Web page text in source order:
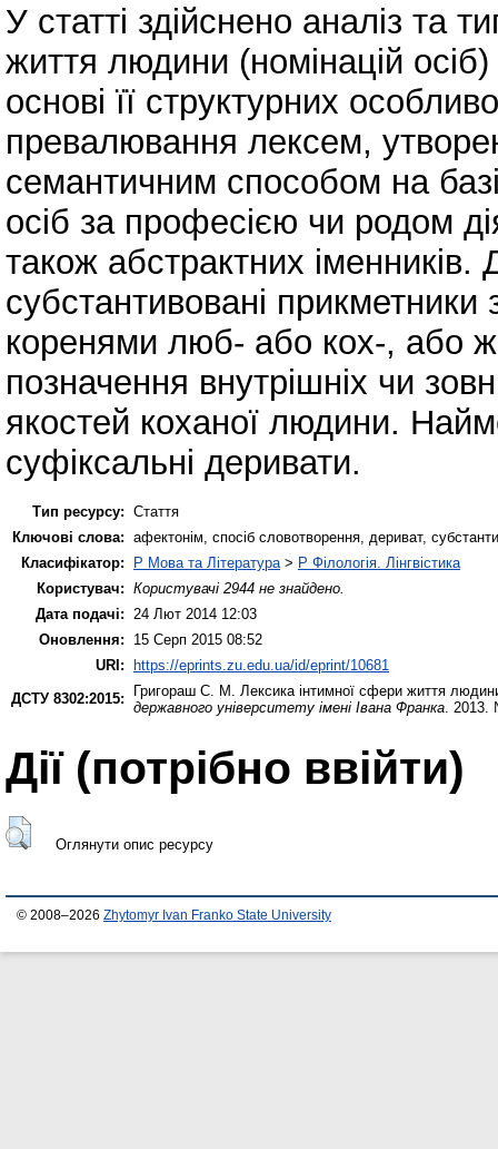
У статті здійснено аналіз та
життя людини (номінацій
основі її структурних
превалювання лексем,
семантичним способом на
осіб за професією чи родом
також абстрактних іменників.
субстантивовані прикметники
коренями люб- або кох-, або ж
позначення внутрішніх чи
якостей коханої людини.
суфіксальні деривати.
Тип ресурсу: Стаття
Ключові слова: афектонім, спосіб словотворення, дериват,
Класифікатор:
P Мова та Література > P Філологія. Лінгвістика
Користувач: Користувачі 2944 не знайдено.
Дата подачі:
24 Лют 2014 12:03
Оновлення:
15 Серп 2015 08:52
URI: https://eprints.zu.edu.ua/id/eprint/10681
ДСТУ 8302:2015:
Григораш С. М.
Лексика інтимної сфери життя
державного університету імені Івана Франка .
Дії ​​(потрібно ввійти)
Оглянути опис ресурсу
© 2008–2026 Zhytomyr Ivan Franko State University